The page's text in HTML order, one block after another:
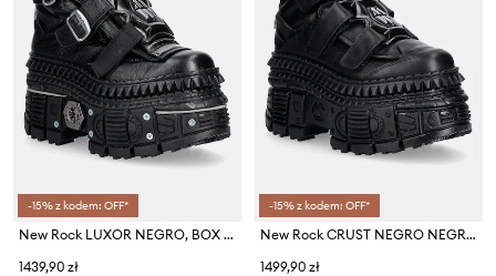
-15% z kodem: OFF*
New Rock LUXOR NEGRO, BOX PLANE, TANK CASCO sneakersy damskie skórzane
1439,90 zł
-15% z kodem: OFF*
New Rock CRUST NEGRO NEGRO, TANK CASCO buty damskie skórzane
1499,90 zł